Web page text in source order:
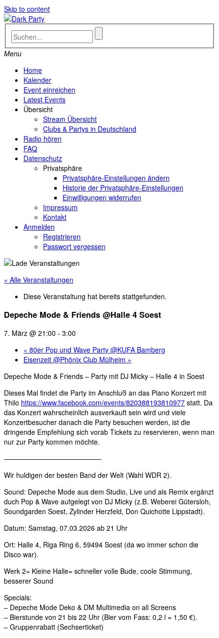
Skip to content
Menu
Home
Kalender
Event einreichen
Latest Events
Übersicht
Stream Übersicht
Clubs & Partys in Deutschland
Radio hören
FAQ
Datenschutz
Privatsphäre
Privatsphäre-Einstellungen ändern
Historie der Privatsphäre-Einstellungen
Einwilligungen widerrufen
Impressum
Kontakt
Anmelden
Registrieren
Passwort vergessen
« Alle Veranstaltungen
Diese Veranstaltung hat bereits stattgefunden.
Depeche Mode & Friends @Halle 4 Soest
7. März @ 21:00 - 3:00
« 80er Pop und Wave Party @KUFA Bamberg
Eisenzeit @Phönix Club Mülheim »
Depeche Mode & Friends – Party mit DJ Micky – Halle 4 in Soest
Dieses Mal findet die Party im Anschluß an das Piano Konzert mit
Thilo https://www.facebook.com/events/820388193810977 statt. Da
das Konzert wahrscheinlich ausverkauft sein wird und viele
Konzertbesucher danach die Party besuchen werden, ist die
dringende Empfehlung sich vorab Tickets zu reservieren, wenn man
nur zur Party kommen möchte.
——————————————-
Wir huldigen der besten Band der Welt (Wahl WDR 2).
Sound: Depeche Mode aus dem Studio, Live und als Remix ergänzt
duch Pop & Wave aufgelegt von DJ Micky (z.B. Weberei Gütersloh,
Soundgarden Soest, Zylinder Herzfeld, Don Quichotte Lippstadt).
Datum: Samstag, 07.03.2026 ab 21 Uhr
Ort: Halle 4, Riga Ring 6, 59494 Soest (da wo immer schon die
Disco war).
Werk 2= Kleine Halle= schneller volle Bude, coole Stimmung,
besserer Sound
Specials:
– Depeche Mode Deko & DM Multimedia on all Screens
– Bierstunde von 21 bis 22 Uhr (Bier vom Fass: 0,2 l = 1,50 €).
– Gruppenrabatt (Sechserticket)